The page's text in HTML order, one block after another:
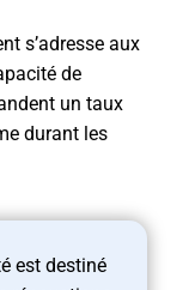
s’adresse aux
de
un taux
durant les
est destiné